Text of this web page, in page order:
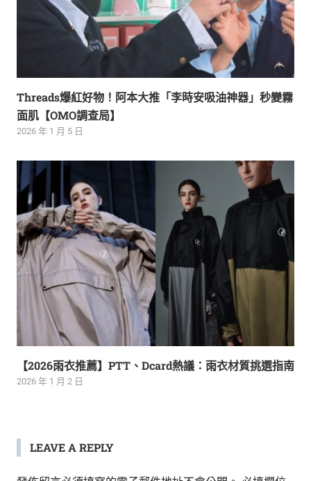
Threads爆紅好物！阿本大推「李時安吸油神器」秒變霧
面肌【OMO調查局】
2026 年 1 月 5 日
【2026雨衣推薦】PTT、Dcard熱議：雨衣材質挑選指南
2026 年 1 月 2 日
LEAVE A REPLY